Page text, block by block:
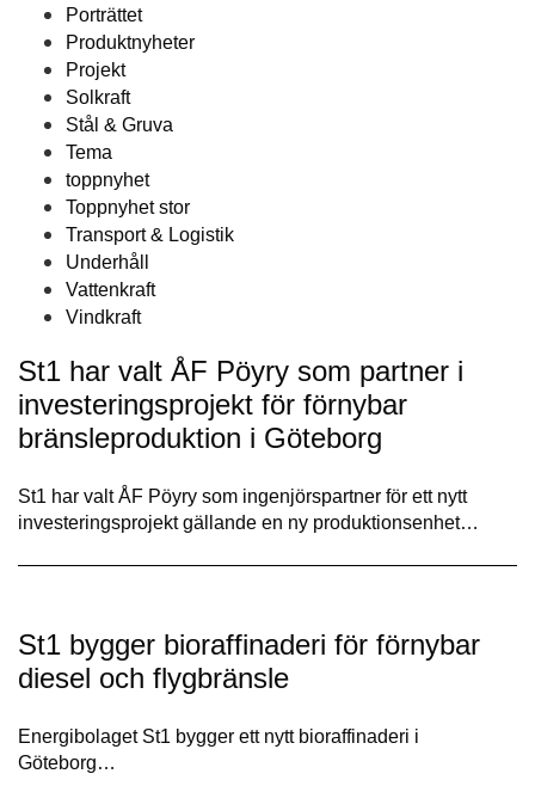
Porträttet
Produktnyheter
Projekt
Solkraft
Stål & Gruva
Tema
toppnyhet
Toppnyhet stor
Transport & Logistik
Underhåll
Vattenkraft
Vindkraft
St1 har valt ÅF Pöyry som partner i
investeringsprojekt för förnybar
bränsleproduktion i Göteborg
St1 har valt ÅF Pöyry som ingenjörspartner för ett nytt
investeringsprojekt gällande en ny produktionsenhet…
St1 bygger bioraffinaderi för förnybar
diesel och flygbränsle
Energibolaget St1 bygger ett nytt bioraffinaderi i
Göteborg…